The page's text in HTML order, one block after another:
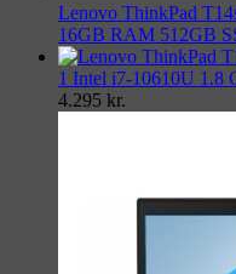
Lenovo ThinkPad
16GB RAM 512GB
1 Intel i7-10610U 1.8
4.295 kr.